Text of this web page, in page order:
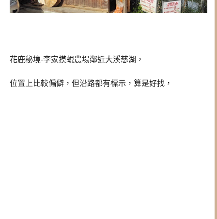
花鹿秘境-李家摸蜆農場鄰近大溪慈湖，
位置上比較偏僻，但沿路都有標示，算是好找，